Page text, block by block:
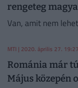
rengeteg
Van, amit nem
MTI | 2020. április 27. 19:27
Románia már
Május közepén